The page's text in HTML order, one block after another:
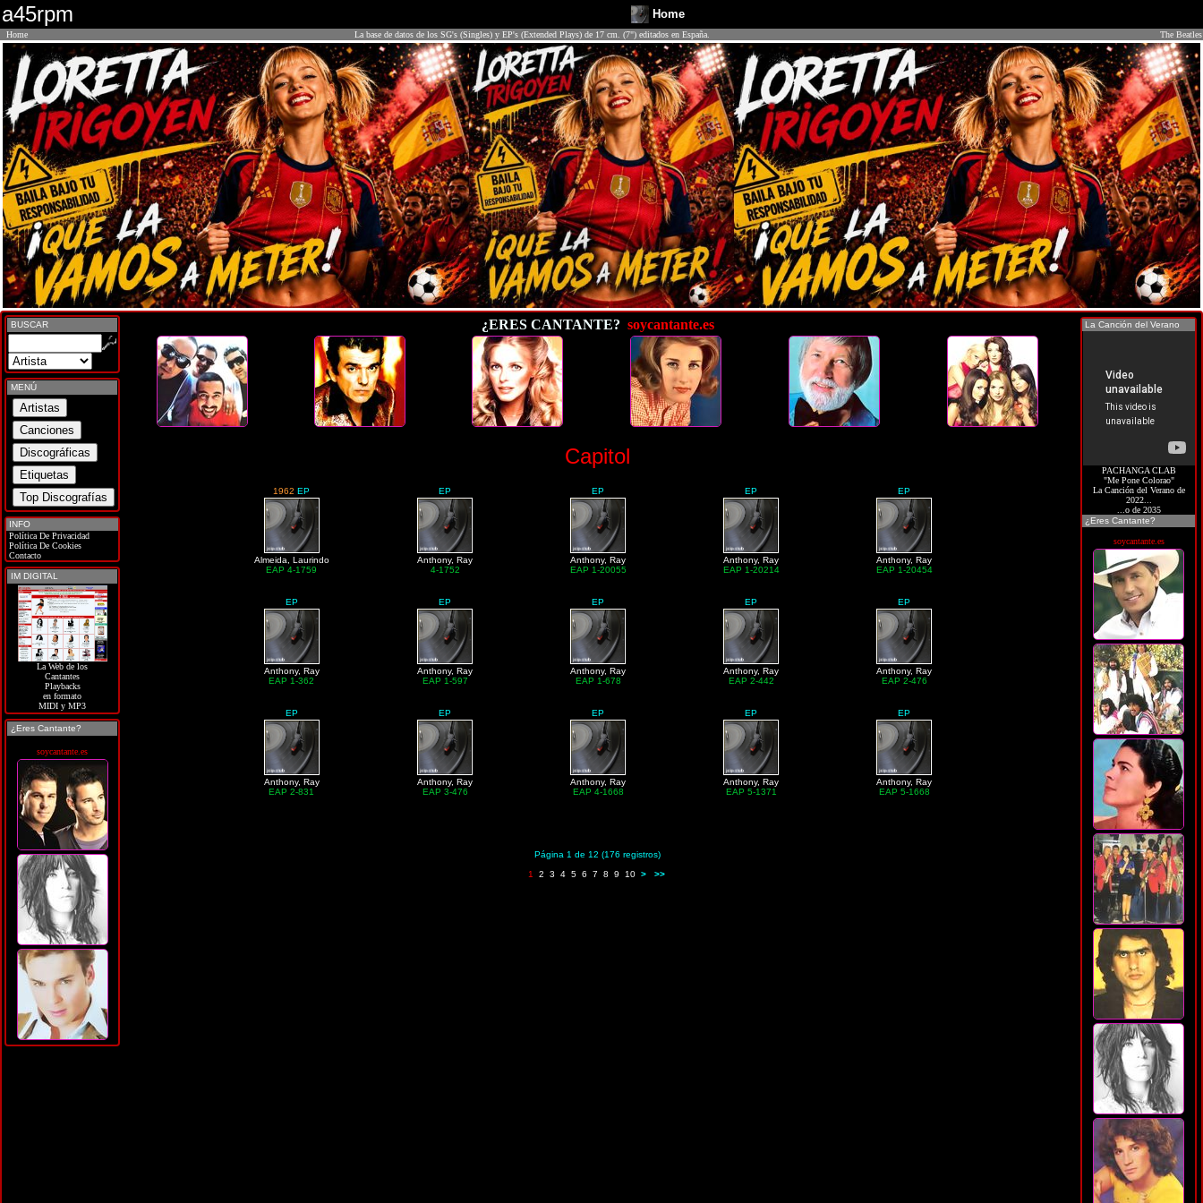
a45rpm Home
Home La base de datos de los SG's (Singles) y EP's (Extended Plays) de 17 cm. (7") editados en España. The Beatles
BUSCAR
MENÚ
INFO
Política De Privacidad
Política De Cookies
Contacto
IM DIGITAL
La Web de los
Cantantes
Playbacks
en formato
MIDI y MP3
¿Eres Cantante?
soycantante.es
¿ERES CANTANTE? soycantante.es
Capitol
1962 EP
Almeida, Laurindo
EAP 4-1759
EP
Anthony, Ray
4-1752
EP
Anthony, Ray
EAP 1-20055
EP
Anthony, Ray
EAP 1-20214
EP
Anthony, Ray
EAP 1-20454
EP
Anthony, Ray
EAP 1-362
EP
Anthony, Ray
EAP 1-597
EP
Anthony, Ray
EAP 1-678
EP
Anthony, Ray
EAP 2-442
EP
Anthony, Ray
EAP 2-476
EP
Anthony, Ray
EAP 2-831
EP
Anthony, Ray
EAP 3-476
EP
Anthony, Ray
EAP 4-1668
EP
Anthony, Ray
EAP 5-1371
EP
Anthony, Ray
EAP 5-1668
Página 1 de 12 (176 registros)
1 2 3 4 5 6 7 8 9 10 > >>
La Canción del Verano
PACHANGA CLAB
"Me Pone Colorao"
La Canción del Verano de
2022...
...o de 2035
¿Eres Cantante?
soycantante.es